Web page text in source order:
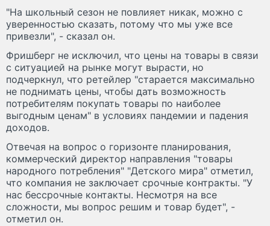
"На школьный сезон не повлияет никак, можно с
уверенностью сказать, потому что мы уже все
привезли", - сказал он.
Фришберг не исключил, что цены на товары в связи
с ситуацией на рынке могут вырасти, но
подчеркнул, что ретейлер "старается максимально
не поднимать цены, чтобы дать возможность
потребителям покупать товары по наиболее
выгодным ценам" в условиях пандемии и падения
доходов.
Отвечая на вопрос о горизонте планирования,
коммерческий директор направления "товары
народного потребления" "Детского мира" отметил,
что компания не заключает срочные контракты. "У
нас бессрочные контакты. Несмотря на все
сложности, мы вопрос решим и товар будет", -
отметил он.